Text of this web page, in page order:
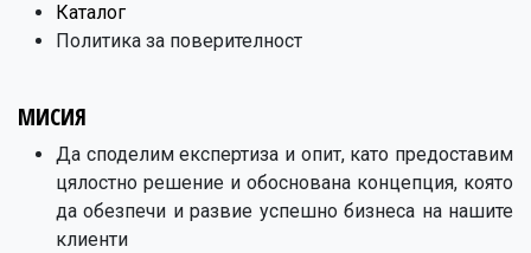
Каталог
Политика за поверителност
МИСИЯ
Да споделим експертиза и опит, като предоставим
цялостно решение и обоснована концепция, която
да обезпечи и развие успешно бизнеса на нашите
клиенти